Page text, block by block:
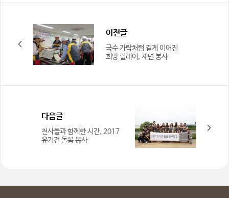
이전글
국수 가락처럼 길게 이어진
희망 릴레이, 제면 봉사
다음글
천사들과 함께한 시간, 2017
유기견 돌봄 봉사